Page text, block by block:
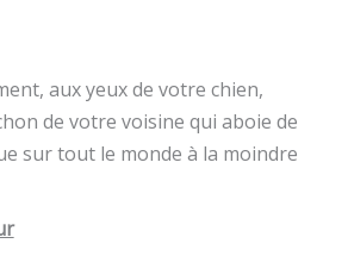
aux yeux de votre chien,
de votre voisine qui aboie de
sur tout le monde à la moindre